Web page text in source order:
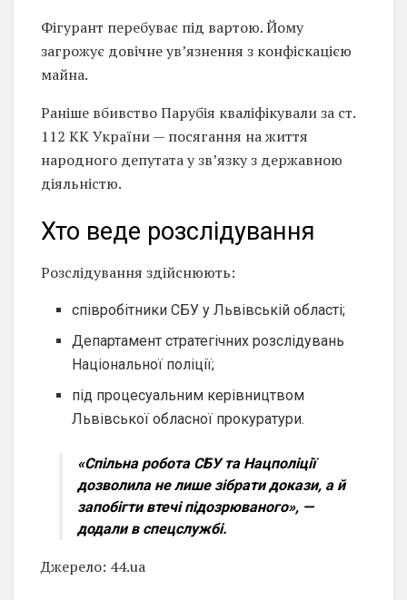
Фігурант перебуває під вартою. Йому
загрожує довічне ув’язнення з конфіскацією
майна.
Раніше вбивство Парубія кваліфікували за ст.
112 КК України — посягання на життя
народного депутата у зв’язку з державною
діяльністю.
Хто веде розслідування
Розслідування здійснюють:
співробітники СБУ у Львівській області;
Департамент стратегічних розслідувань
Національної поліції;
під процесуальним керівництвом
Львівської обласної прокуратури.
«Спільна робота СБУ та Нацполіції
дозволила не лише зібрати докази, а й
запобігти втечі підозрюваного», —
додали в спецслужбі.
Джерело: 44.ua